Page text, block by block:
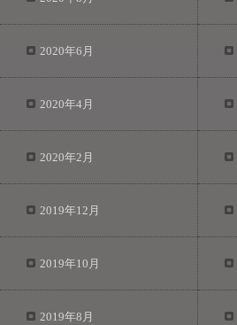
2020年6月
2020年4月
2020年2月
2019年12月
2019年10月
2019年8月